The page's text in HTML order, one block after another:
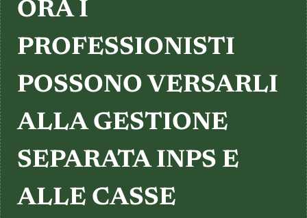
ORA I
PROFESSIONISTI
POSSONO VERSARLI
ALLA GESTIONE
SEPARATA INPS E
ALLE CASSE